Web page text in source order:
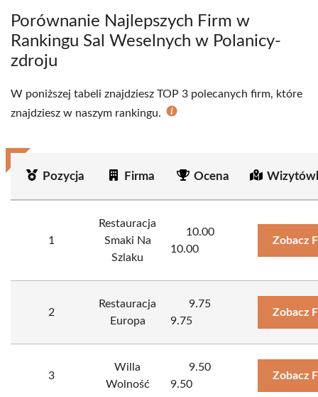
Porównanie Najlepszych Firm w
Rankingu Sal Weselnych w Polanicy-
zdroju
W poniższej tabeli znajdziesz TOP 3 polecanych firm, które
znajdziesz w naszym rankingu.
Pozycja Firma Ocena
1
Restauracja
Smaki Na
Szlaku
10.00
10.00
Zobacz
2
Restauracja
Europa
9.75
9.75
Zobacz
3
Willa
Wolność
9.50
9.50
Zobacz